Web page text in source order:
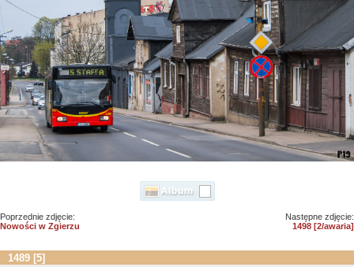
Poprzednie zdjęcie:
Nowości w Zgierzu
Następne zdjęcie:
1498 [2/awaria]
1489 [5]